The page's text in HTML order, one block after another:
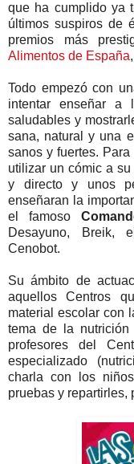
que ha cumplido ya
últimos suspiros de
premios más
Alimentos de España
Todo empezó con
intentar enseñar a
saludables y
sana, natural y una
sanos y fuertes.
utilizar un cómic a
y directo y unos
enseñaran la
el famoso
Desayuno, Breik,
Cenobot.
Su ámbito de
aquellos Centros
material escolar con
tema de la
profesores del
especializado
charla con los
pruebas y repartirles,